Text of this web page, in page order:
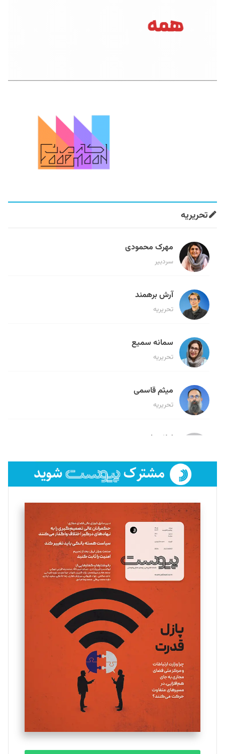
تحریریه
مهرک محمودی
سردبیر
آرش برهمند
تحریریه
سمانه سمیع
تحریریه
میثم قاسمی
تحریریه
لیلا حنارود
فائزه فتحی رستمی
تحریریه
سروش کرمیان
تحریریه
مینا پاکدل
یسنا امان‌پور
تحریریه
ملینا جعفری
تحریریه
مصطفی مسجدی آرانی
تحریریه